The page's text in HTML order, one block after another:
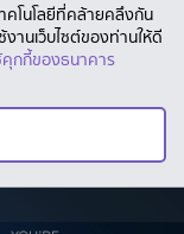
คโนโลยีที่คล้ายคลึงกัน
านเว็บไซต์ของท่านให้ดี
คุกกี้ของธนาคาร